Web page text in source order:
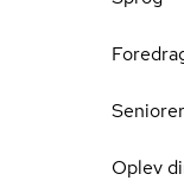
Seniorer
Oplev